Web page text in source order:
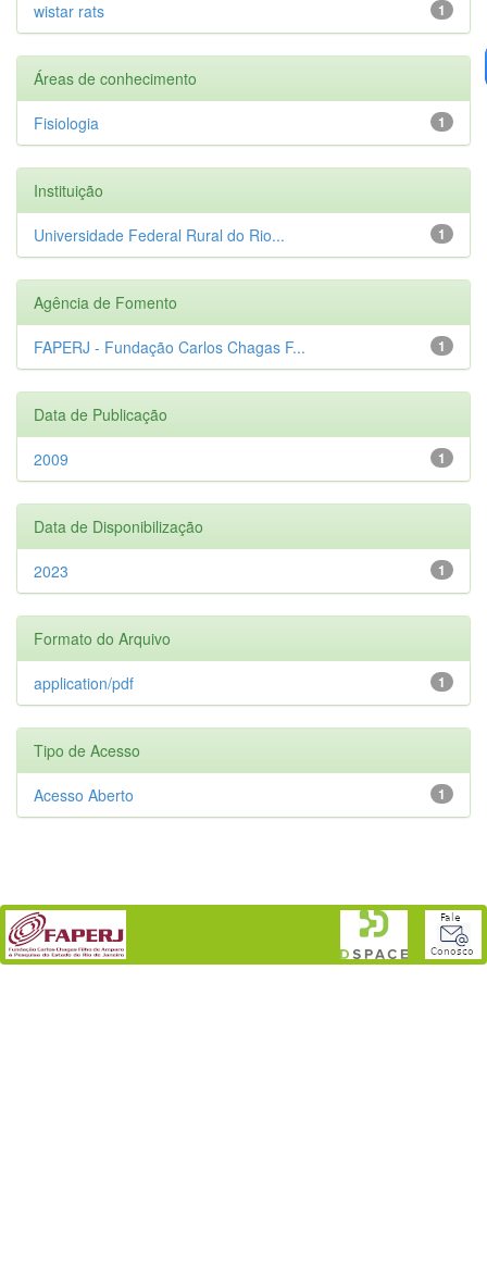
1
wistar rats
Áreas de conhecimento
1
Fisiologia
Instituição
1
Universidade Federal Rural do Rio...
Agência de Fomento
1
FAPERJ - Fundação Carlos Chagas F...
Data de Publicação
1
2009
Data de Disponibilização
1
2023
Formato do Arquivo
1
application/pdf
Tipo de Acesso
1
Acesso Aberto